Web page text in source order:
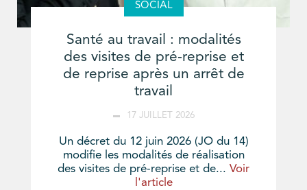
SOCIAL
Santé au travail : modalités
des visites de pré-reprise et
de reprise après un arrêt de
travail
17 JUILLET 2026
Un décret du 12 juin 2026 (JO du 14)
modifie les modalités de réalisation
des visites de pré-reprise et de... Voir
l'article